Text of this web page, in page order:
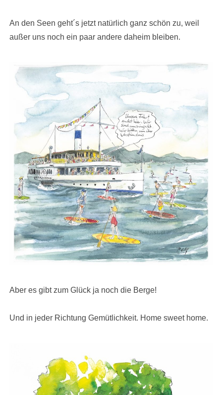
An den Seen geht´s jetzt natürlich ganz schön zu, weil
außer uns noch ein paar andere daheim bleiben.
Aber es gibt zum Glück ja noch die Berge!
Und in jeder Richtung Gemütlichkeit. Home sweet home.